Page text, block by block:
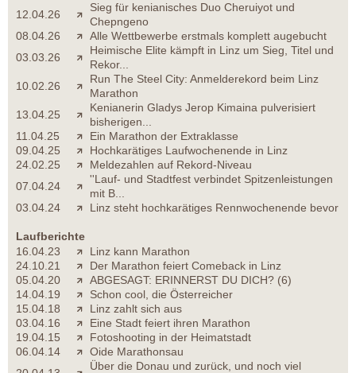
12.04.26
Sieg für kenianisches Duo Cheruiyot und
Chepngeno
08.04.26
Alle Wettbewerbe erstmals komplett augebucht
03.03.26
Heimische Elite kämpft in Linz um Sieg, Titel und
Rekor...
10.02.26
Run The Steel City: Anmelderekord beim Linz
Marathon
13.04.25
Kenianerin Gladys Jerop Kimaina pulverisiert
bisherigen...
11.04.25
Ein Marathon der Extraklasse
09.04.25
Hochkarätiges Laufwochenende in Linz
24.02.25
Meldezahlen auf Rekord-Niveau
07.04.24
''Lauf- und Stadtfest verbindet Spitzenleistungen
mit B...
03.04.24
Linz steht hochkarätiges Rennwochenende bevor
Laufberichte
16.04.23
Linz kann Marathon
24.10.21
Der Marathon feiert Comeback in Linz
05.04.20
ABGESAGT: ERINNERST DU DICH? (6)
14.04.19
Schon cool, die Österreicher
15.04.18
Linz zahlt sich aus
03.04.16
Eine Stadt feiert ihren Marathon
19.04.15
Fotoshooting in der Heimatstadt
06.04.14
Oide Marathonsau
Über die Donau und zurück, und noch viel